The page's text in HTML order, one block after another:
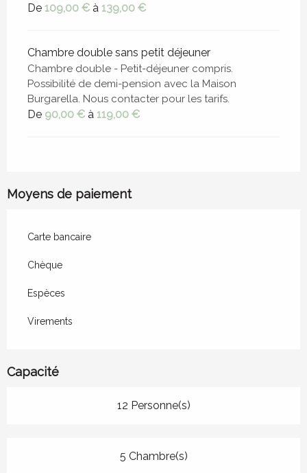
De 109,00 € à 139,00 €
Chambre double sans petit déjeuner
Chambre double - Petit-déjeuner compris.
Possibilité de demi-pension avec la Maison
Burgarella. Nous contacter pour les tarifs.
De 90,00 € à 119,00 €
Moyens de paiement
Carte bancaire
Chèque
Espèces
Virements
Capacité
12 Personne(s)
5 Chambre(s)